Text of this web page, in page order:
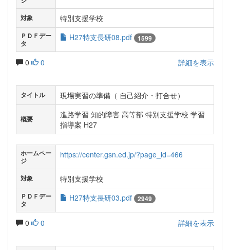
対象
特別支援学校
ＰＤＦデー
タ
H27特支長研08.pdf 1599
0 0 詳細を表示
タイトル 現場実習の準備（ 自己紹介・打合せ）
概要
進路学習 知的障害 高等部 特別支援学校 学習
指導案 H27
ホームペー
ジ
https://center.gsn.ed.jp/?page_id=466
対象 特別支援学校
ＰＤＦデー
タ
H27特支長研03.pdf 2949
0 0 詳細を表示